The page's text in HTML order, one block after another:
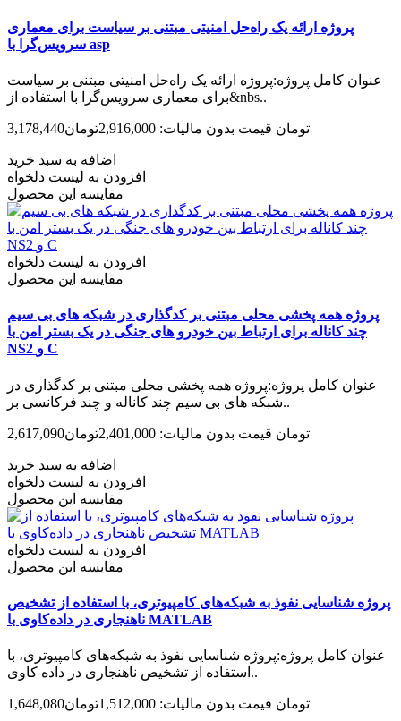
پروژه ارائه یک راه‌حل امنیتی مبتنی بر سیاست برای معماری
سرویس‌گرا با asp
عنوان کامل پروژه:پروژه ارائه یک راه‌حل امنیتی مبتنی بر سیاست
برای معماری سرویس‌گرا با استفاده از&nbs..
3,178,440تومان قیمت بدون مالیات: 2,916,000تومان
اضافه به سبد خرید
افزودن به لیست دلخواه
مقایسه این محصول
افزودن به لیست دلخواه
مقایسه این محصول
پروژه همه پخشی محلی مبتنی بر کدگذاری در شبکه های بی سیم
چند کاناله برای ارتباط بین خودرو های جنگی در یک بستر امن با
NS2 و C
عنوان کامل پروژه:پروژه همه پخشی محلی مبتنی بر کدگذاری در
شبکه های بی سیم چند کاناله و چند فرکانسی بر..
2,617,090تومان قیمت بدون مالیات: 2,401,000تومان
اضافه به سبد خرید
افزودن به لیست دلخواه
مقایسه این محصول
افزودن به لیست دلخواه
مقایسه این محصول
پروژه شناسایی نفوذ به شبکه‌های کامپیوتری، با استفاده از تشخیص
ناهنجاری در داده‌کاوی با MATLAB
عنوان کامل پروژه:پروژه شناسایی نفوذ به شبکه‌های کامپیوتری، با
استفاده از تشخیص ناهنجاری در داده کاوی..
1,648,080تومان قیمت بدون مالیات: 1,512,000تومان